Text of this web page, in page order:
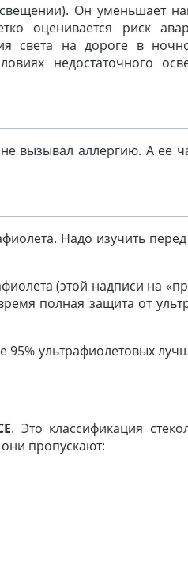
Он уменьшает
оценивается риск
света на дороге в
недостаточного
вызывал аллергию. А ее
Надо изучить
(этой надписи на
полная защита от
95% ультрафиолетовых
. Это классификация
они пропускают: